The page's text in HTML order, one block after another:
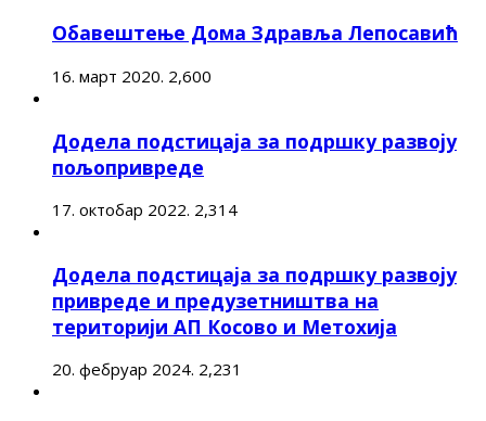
Обавештење Дома Здравља Лепосавић
16. март 2020. 2,600
Додела подстицаја за подршку развоју
пољопривреде
17. октобар 2022. 2,314
Додела подстицаја за подршку развоју
привреде и предузетништва на
територији АП Косово и Метохија
20. фебруар 2024. 2,231